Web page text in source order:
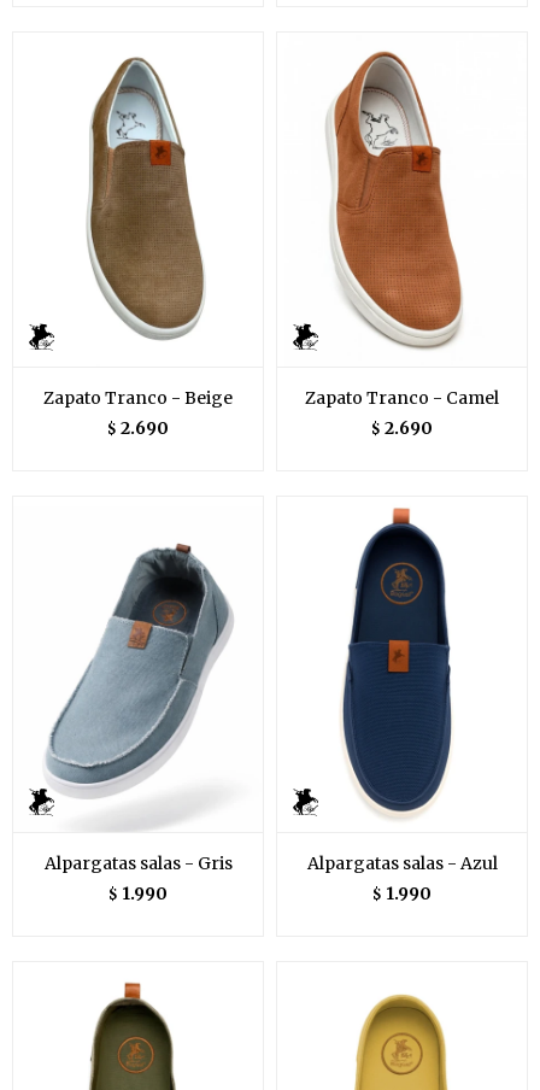
Zapato Tranco - Beige
$ 2.690
Zapato Tranco - Camel
$ 2.690
Alpargatas salas - Gris
$ 1.990
Alpargatas salas - Azul
$ 1.990